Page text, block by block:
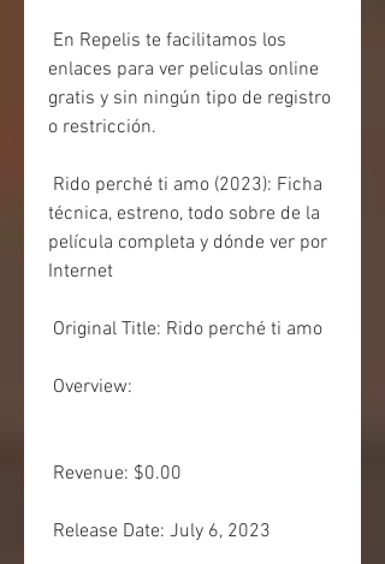
enlaces para ver peliculas online
gratis y sin ningún tipo de registro
o restricción.
técnica, estreno, todo sobre de la
película completa y dónde ver por
Internet
Original Title: Rido perché ti amo
Overview:
Revenue: $0.00
Release Date: July 6, 2023